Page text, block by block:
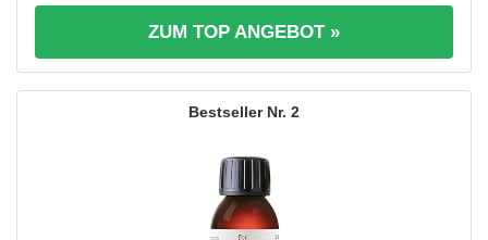
ZUM TOP ANGEBOT »
2